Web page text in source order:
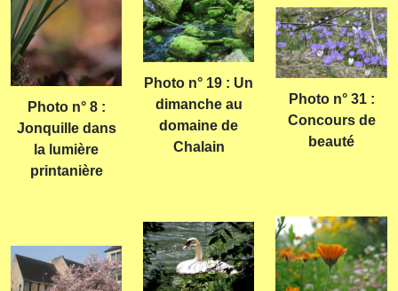
Photo n° 8 :
Jonquille dans
la lumière
printanière
Photo n° 19 : Un
dimanche au
domaine de
Chalain
Photo n° 31 :
Concours de
beauté